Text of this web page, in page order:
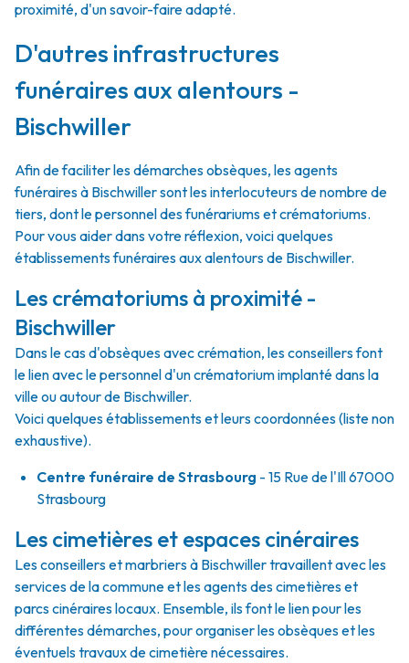
proximité, d'un savoir-faire adapté.
D'autres infrastructures
funéraires aux alentours -
Bischwiller
Afin de faciliter les démarches obsèques, les agents
funéraires à Bischwiller sont les interlocuteurs de nombre de
tiers, dont le personnel des funérariums et crématoriums.
Pour vous aider dans votre réflexion, voici quelques
établissements funéraires aux alentours de Bischwiller.
Les crématoriums à proximité -
Bischwiller
Dans le cas d'obsèques avec crémation, les conseillers font
le lien avec le personnel d'un crématorium implanté dans la
ville ou autour de Bischwiller.
Voici quelques établissements et leurs coordonnées (liste non
exhaustive).
Centre funéraire de Strasbourg - 15 Rue de l'Ill 67000
Strasbourg
Les cimetières et espaces cinéraires
Les conseillers et marbriers à Bischwiller travaillent avec les
services de la commune et les agents des cimetières et
parcs cinéraires locaux. Ensemble, ils font le lien pour les
différentes démarches, pour organiser les obsèques et les
éventuels travaux de cimetière nécessaires.